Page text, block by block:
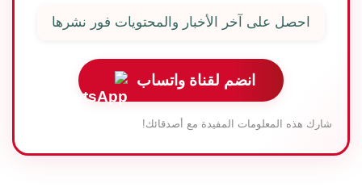
احصل على آخر الأخبار والمحتويات فور نشرها
انضم لقناة واتساب
شارك هذه المعلومات المفيدة مع أصدقائك!